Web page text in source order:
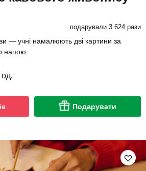
подарували 3 624 рази
— учні намалюють дві картини за
напою.
Подарувати